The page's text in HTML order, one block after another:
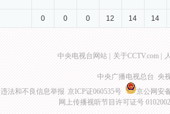
0 0 0 12 14 14
中央电视台网站 关于CCTV.com
中央广播电视总台 央
违法和不良信息举报 京ICP证060535号
京公网安
网上传播视听节目许可证号